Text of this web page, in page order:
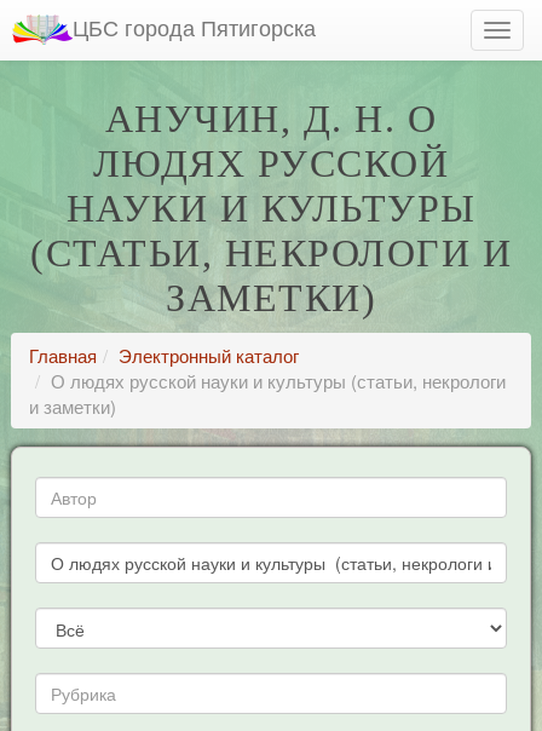
ЦБС города Пятигорска
АНУЧИН, Д. Н. О
ЛЮДЯХ РУССКОЙ
НАУКИ И КУЛЬТУРЫ
(СТАТЬИ, НЕКРОЛОГИ И
ЗАМЕТКИ)
Главная
Электронный каталог
О людях русской науки и культуры (статьи, некрологи
и заметки)